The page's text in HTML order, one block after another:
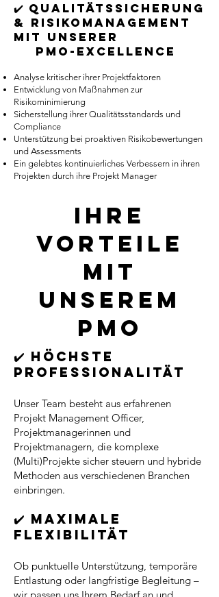
✔️ Qualitätssicherung
& Risikomanagement
mit unserer
PMO-Excellence
Analyse kritischer ihrer Projektfaktoren
Entwicklung von Maßnahmen zur
Risikominimierung
Sicherstellung ihrer Qualitätsstandards und
Compliance
Unterstützung bei proaktiven Risikobewertungen
und Assessments
Ein gelebtes kontinuierliches Verbessern in ihren
Projekten durch ihre Projekt Manager
Ihre
Vorteile
mit
unserem
PMO
✔️ Höchste
Professionalität
Unser Team besteht aus erfahrenen
Projekt Management Officer,
Projektmanagerinnen und
Projektmanagern, die komplexe
(Multi)Projekte sicher steuern und hybride
Methoden aus verschiedenen Branchen
einbringen.
✔️ Maximale
Flexibilität
Ob punktuelle Unterstützung, temporäre
Entlastung oder langfristige Begleitung –